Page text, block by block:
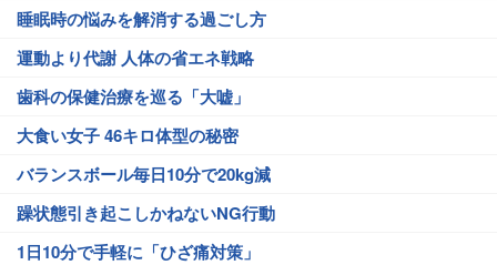
睡眠時の悩みを解消する過ごし方
運動より代謝 人体の省エネ戦略
歯科の保健治療を巡る「大嘘」
大食い女子 46キロ体型の秘密
バランスボール毎日10分で20kg減
躁状態引き起こしかねないNG行動
1日10分で手軽に「ひざ痛対策」